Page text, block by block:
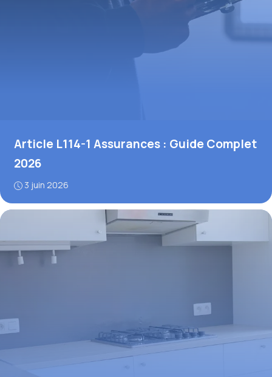
Article L114-1 Assurances : Guide Complet
2026
3 juin 2026